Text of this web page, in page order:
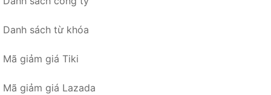
Danh sách từ khóa
Mã giảm giá Tiki
Mã giảm giá Lazada